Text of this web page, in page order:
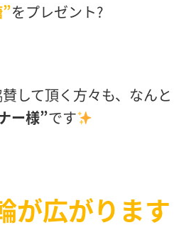
をプレゼント?
して頂く方々も、なんと
ー様”です
が広がります